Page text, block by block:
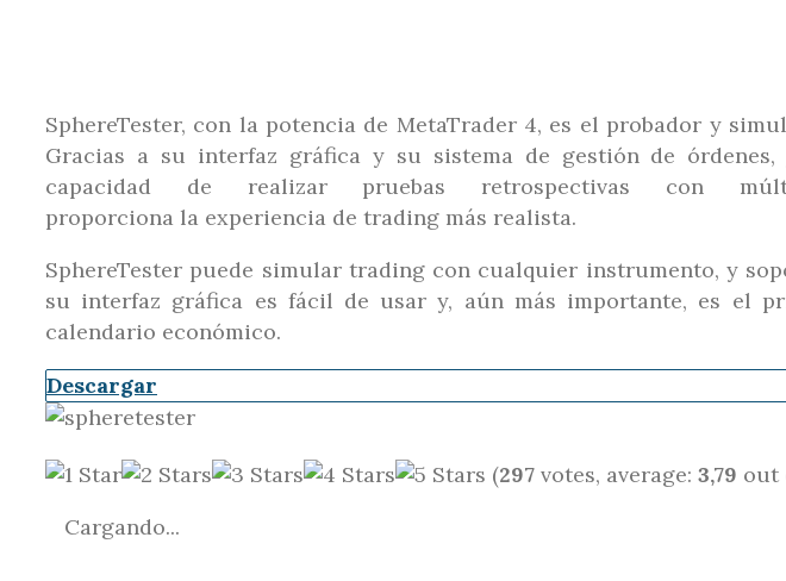
SphereTester, con la potencia de MetaTrader 4, es el probador y
Gracias a su interfaz gráfica y su sistema de gestión de
capacidad de realizar pruebas retrospectivas con
proporciona la experiencia de trading más realista.
SphereTester puede simular trading con cualquier instrumento, y
su interfaz gráfica es fácil de usar y, aún más importante, es el
calendario económico.
Descargar
(297 votes, average: 3,79 out
Cargando...